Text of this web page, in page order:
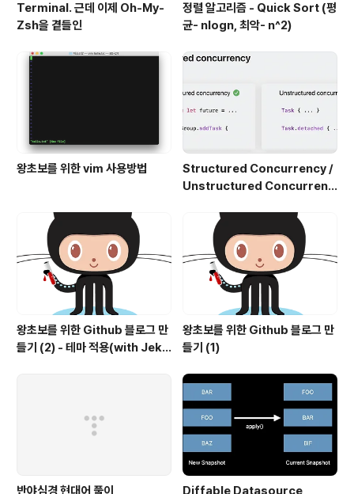
Terminal. 근데 이제 Oh-My-
Zsh을 곁들인
정렬 알고리즘 - Quick Sort (평
균- nlogn, 최악- n^2)
왕초보를 위한 vim 사용방법
Structured Concurrency /
Unstructured Concurrenc
왕초보를 위한 Github 블로그 만
들기 (2) - 테마 적용(with Jekyl
왕초보를 위한 Github 블로그 만
들기 (1)
반야심경 현대어 풀이 Diffable Datasource